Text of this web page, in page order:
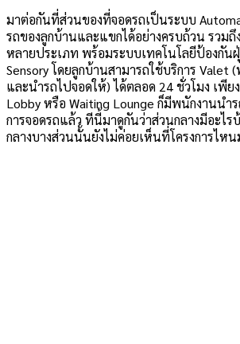
มาต่อกันที่ส่วนของที่จอดรถเป็นระบบ
รถของลูกบ้านและแขกได้อย่างครบถ้วน รวมถึ
หลายประเภท พร้อมระบบเทคโนโลยีป้องกัน
Sensory โดยลูกบ้านสามารถใช้บริการ Valet
และนำรถไปจอดให้) ได้ตลอด 24 ชั่วโมง เพี
Lobby หรือ Waiting Lounge ก็มีพนักงานนำ
การจอดรถแล้ว ทีนี้มาดูกันว่าส่วนกลางมีอะไร
กลางบางส่วนนั้นยังไม่ค่อยเห็นที่โครงการไห